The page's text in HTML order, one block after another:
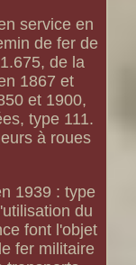
service en
de fer de
de la
1867 et
et 1900,
type 111.
à roues
1939 : type
du
font l'objet
fer militaire